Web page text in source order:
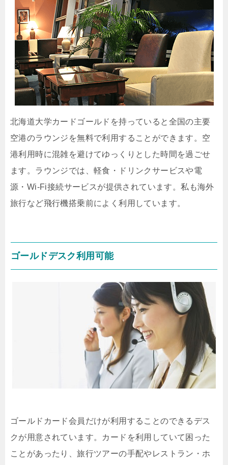
北海道大学カードゴールドを持っていると全国の主要
空港のラウンジを無料で利用することができます。空
港利用時に混雑を避けてゆっくりとした時間を過ごせ
ます。ラウンジでは、軽食・ドリンクサービスや電
源・Wi-Fi接続サービスが提供されています。私も海外
旅行など飛行機搭乗前によく利用しています。
ゴールドデスク利用可能
ゴールドカード会員だけが利用することのできるデス
クが用意されています。カードを利用していて困った
ことがあったり、旅行ツアーの手配やレストラン・ホ